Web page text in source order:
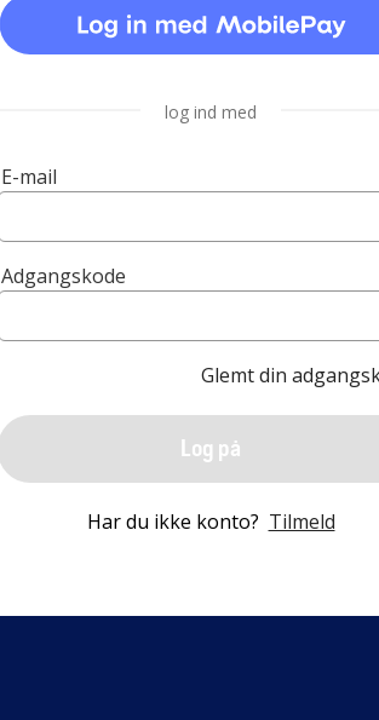
log ind med
E-mail
Adgangskode
Glemt din
Log på
Har du ikke konto? Tilmeld